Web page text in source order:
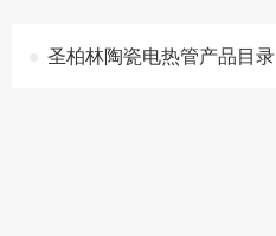
圣柏林陶瓷电热管产品目录